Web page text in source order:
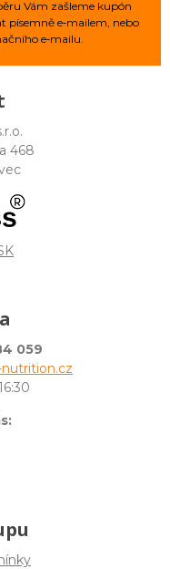
Vám zašleme kupón
písemně e‑mailem, nebo
e‑mailu.
468
059